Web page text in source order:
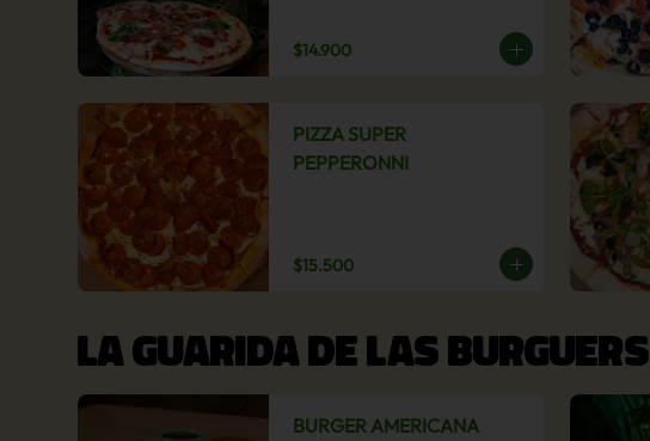
$14.900
PIZZA SUPER
PEPPERONNI
$15.500
LA GUARIDA DE LAS BURGUERS
BURGER AMERICANA